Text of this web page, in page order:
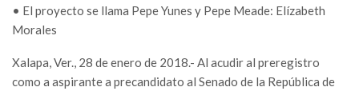
• El proyecto se llama Pepe Yunes y Pepe Meade: Elízabeth
Morales
Xalapa, Ver., 28 de enero de 2018.- Al acudir al preregistro
como a aspirante a precandidato al Senado de la República de